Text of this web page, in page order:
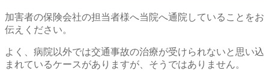
加害者の保険会社の担当者様へ当院へ通院していることをお
伝えください。
よく、病院以外では交通事故の治療が受けられないと思い込
まれているケースがありますが、そうではありません。